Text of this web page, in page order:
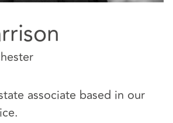
associate based in our